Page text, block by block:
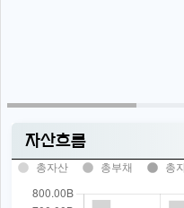
자산흐름
총자산 총부채 총